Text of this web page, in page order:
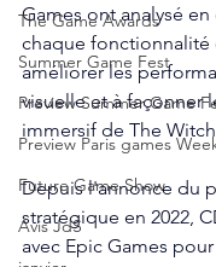
The Game Awards
Summer Game Fest
Preview Summer Game
Preview Paris games
Future Game Show
Avis JdS
Games ont analysé
chaque fonctionnalité
améliorer les
visuelle et à façonner
immersif de The
Depuis l'annonce du
stratégique en 2022,
avec Epic Games